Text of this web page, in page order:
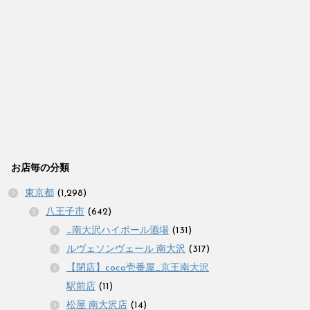
お店毎の分類
東京都 (1,298)
八王子市 (642)
_南大沢ハイボール酒場 (131)
ルヴェソンヴェール 南大沢 (317)
【閉店】coco壱番屋_京王南大沢
駅前店 (11)
松屋 南大沢店 (14)